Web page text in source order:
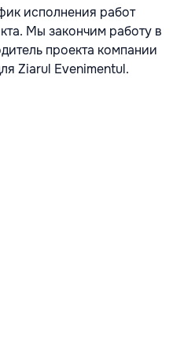
исполнения работ
Мы закончим работу в
проекта компании
Ziarul Evenimentul.